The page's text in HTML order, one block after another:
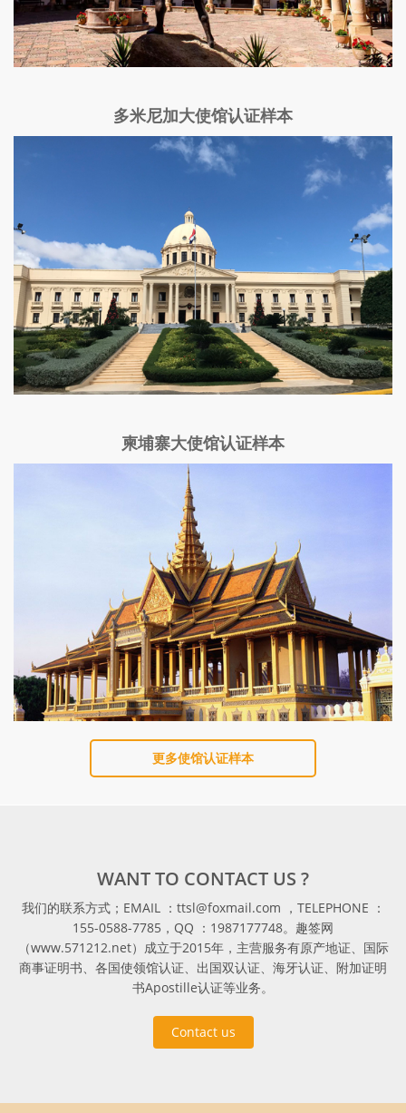
多米尼加大使馆认证样本
柬埔寨大使馆认证样本
更多使馆认证样本
WANT TO CONTACT US ?
我们的联系方式；EMAIL ：ttsl@foxmail.com ，TELEPHONE ：
155-0588-7785，QQ ：1987177748。趣签网
（www.571212.net）成立于2015年，主营服务有原产地证、国际
商事证明书、各国使领馆认证、出国双认证、海牙认证、附加证明
书Apostille认证等业务。
Contact us